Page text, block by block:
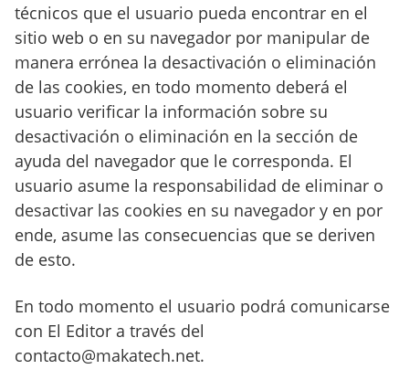
técnicos que el usuario pueda encontrar en el
sitio web o en su navegador por manipular de
manera errónea la desactivación o eliminación
de las cookies, en todo momento deberá el
usuario verificar la información sobre su
desactivación o eliminación en la sección de
ayuda del navegador que le corresponda. El
usuario asume la responsabilidad de eliminar o
desactivar las cookies en su navegador y en por
ende, asume las consecuencias que se deriven
de esto.
En todo momento el usuario podrá comunicarse
con El Editor a través del
contacto@makatech.net.